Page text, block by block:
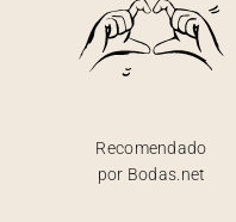
Recomendado
por Bodas.net